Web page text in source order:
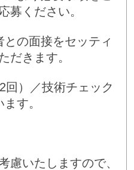
募ください。
との面接をセッティ
だきます。
回）／技術チェック
す。
慮いたしますので、